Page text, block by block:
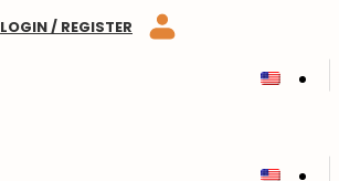
LOGIN / REGISTER